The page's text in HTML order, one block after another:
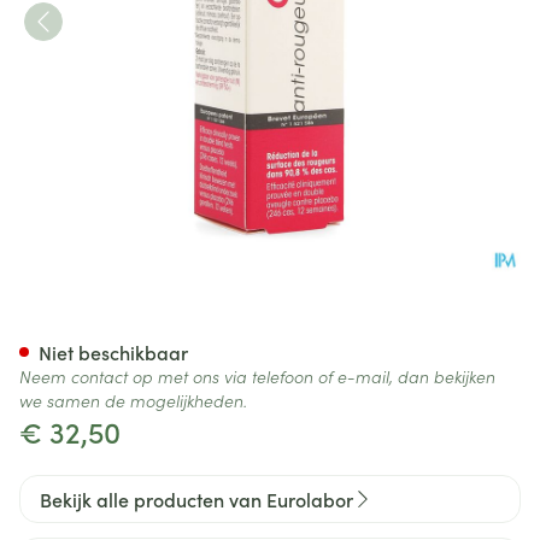
€ 32,50
Niet beschikbaar
Neem contact op met ons via telefoon of e-mail, dan bekijken
we samen de mogelijkheden.
Bekijk alle producten van Eurolabor